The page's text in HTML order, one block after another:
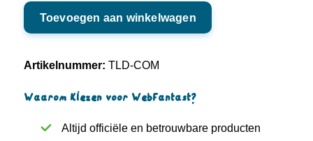
.COM
aantal
Toevoegen aan winkelwagen
Artikelnummer: TLD-COM
Waarom kiezen voor WebFantast?
Altijd officiële en betrouwbare producten